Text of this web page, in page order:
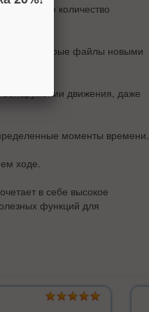
большое количество
старые файлы новыми
движения, даже
моменты времени.
ходе.
в себе высокое
функций для